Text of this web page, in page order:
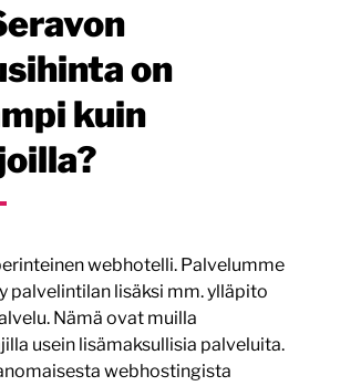
on
kuin
webhotelli. Palvelumme
palvelintilan lisäksi mm. ylläpito
Nämä ovat muilla
usein lisämaksullisia palveluita.
webhostingista